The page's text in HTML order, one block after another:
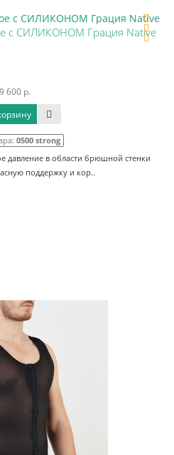
с СИЛИКОНОМ Грация Native
9 600 р.
0500 strong
давление в области брюшной стенки
поддержку и кор..